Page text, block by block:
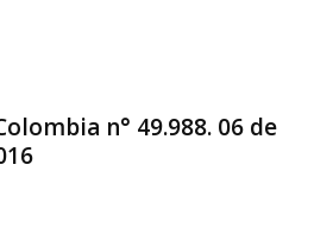
n° 49.988. 06 de